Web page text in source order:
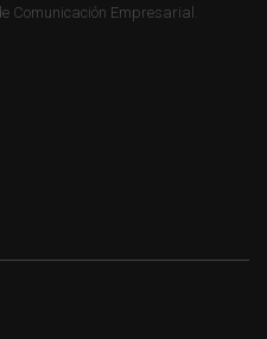
Comunicación Empresarial.